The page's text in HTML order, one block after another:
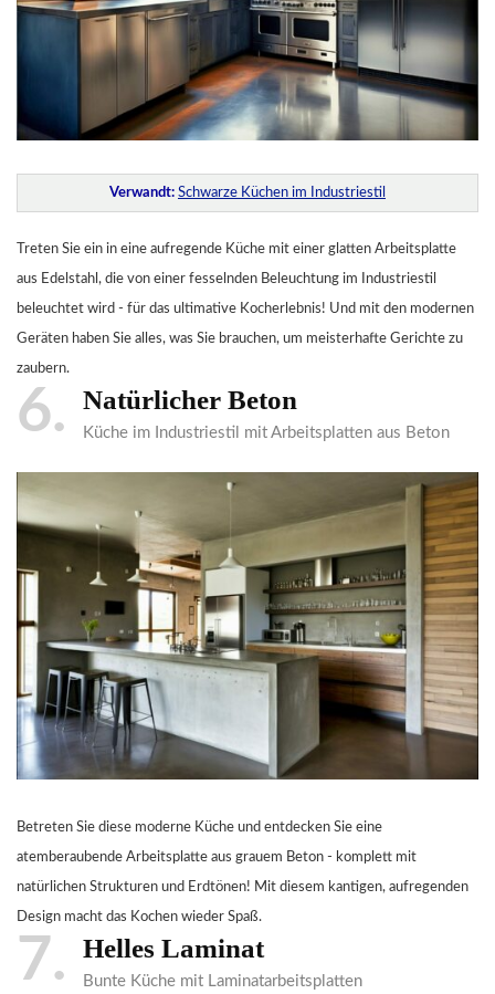
Verwandt: Schwarze Küchen im Industriestil
Treten Sie ein in eine aufregende Küche mit einer glatten Arbeitsplatte
aus Edelstahl, die von einer fesselnden Beleuchtung im Industriestil
beleuchtet wird - für das ultimative Kocherlebnis! Und mit den modernen
Geräten haben Sie alles, was Sie brauchen, um meisterhafte Gerichte zu
zaubern.
6 Natürlicher Beton
Küche im Industriestil mit Arbeitsplatten aus Beton
Betreten Sie diese moderne Küche und entdecken Sie eine
atemberaubende Arbeitsplatte aus grauem Beton - komplett mit
natürlichen Strukturen und Erdtönen! Mit diesem kantigen, aufregenden
Design macht das Kochen wieder Spaß.
7 Helles Laminat
Bunte Küche mit Laminatarbeitsplatten